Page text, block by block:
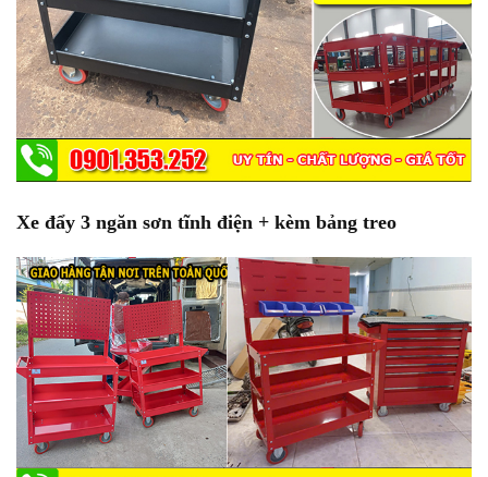
Xe đẩy 3 ngăn sơn tĩnh điện + kèm bảng treo